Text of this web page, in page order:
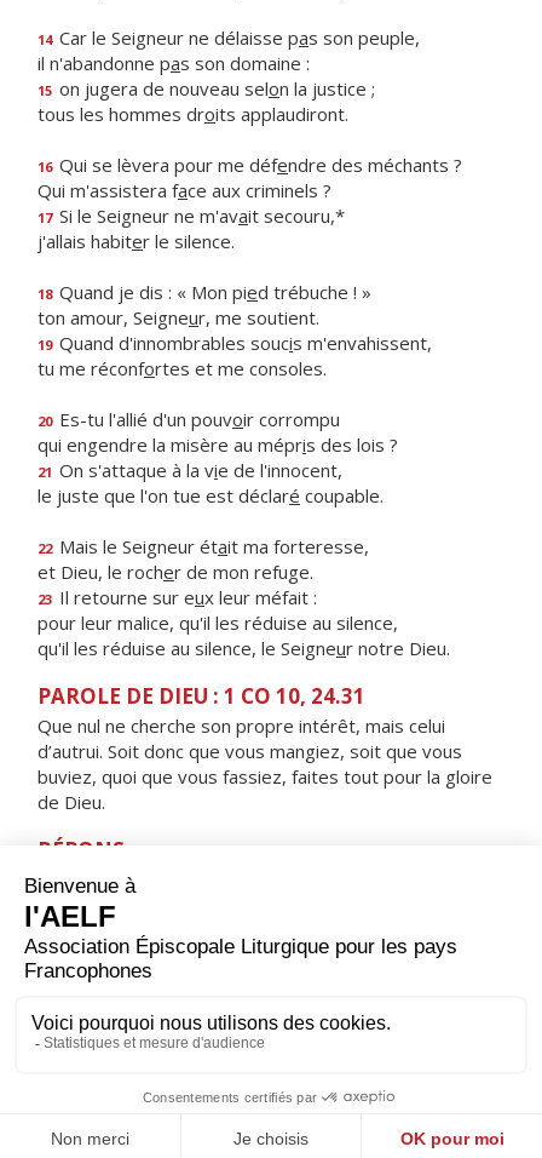
14 Car le Seigneur ne délaisse pas son peuple,
il n'abandonne pas son domaine :
15 on jugera de nouveau selon la justice ;
tous les hommes droits applaudiront.
16 Qui se lèvera pour me défendre des méchants ?
Qui m'assistera face aux criminels ?
17 Si le Seigneur ne m'avait secouru,*
j'allais habiter le silence.
18 Quand je dis : « Mon pied trébuche ! »
ton amour, Seigneur, me soutient.
19 Quand d'innombrables soucis m'envahissent,
tu me réconfortes et me consoles.
20 Es-tu l'allié d'un pouvoir corrompu
qui engendre la misère au mépris des lois ?
21 On s'attaque à la vie de l'innocent,
le juste que l'on tue est déclaré coupable.
22 Mais le Seigneur était ma forteresse,
et Dieu, le rocher de mon refuge.
23 Il retourne sur eux leur méfait :
pour leur malice, qu'il les réduise au silence,
qu'il les réduise au silence, le Seigneur notre Dieu.
PAROLE DE DIEU : 1 CO 10, 24.31
Que nul ne cherche son propre intérêt, mais celui
d’autrui. Soit donc que vous mangiez, soit que vous
buviez, quoi que vous fassiez, faites tout pour la gloire
de Dieu.
RÉPONS
V/ Qu'il est bon de rendre grâce au Seigneur,
de chanter pour ton nom, Dieu Très-Haut.
ORAISON
Dieu qui as révélé au monde que les artisans de paix
cette justice qui seule peut garantir aux hommes une